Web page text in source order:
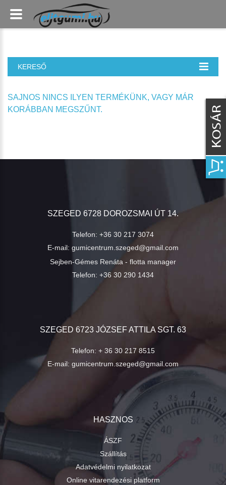
KERESŐ
SAJNOS NINCS ILYEN TERMÉKÜNK, VAGY MÁR
KORÁBBAN MEGSZŰNT.
SZEGED 6728 DOROZSMAI ÚT 14.
Telefon: +36 30 217 3074
E-mail: gumicentrum.szeged@gmail.com
Sejben-Gémes Renáta - flotta manager
Telefon: +36 30 290 1434
SZEGED 6723 JÓZSEF ATTILA SGT. 63
Telefon: + 36 30 217 8515
E-mail: gumicentrum.szeged@gmail.com
HASZNOS
ÁSZF
Szállítás
Adatvédelmi nyilatkozat
Online vitarendezési platform